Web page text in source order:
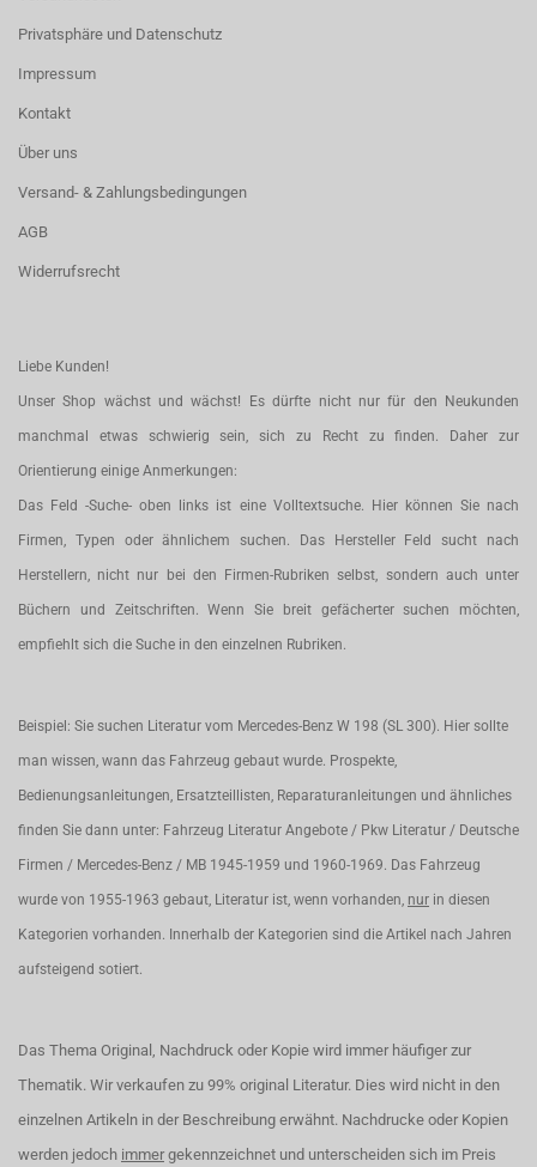
Privatsphäre und Datenschutz
Impressum
Kontakt
Über uns
Versand- & Zahlungsbedingungen
AGB
Widerrufsrecht
Liebe Kunden!
Unser Shop wächst und wächst! Es dürfte nicht nur für den Neukunden
manchmal etwas schwierig sein, sich zu Recht zu finden. Daher zur
Orientierung einige Anmerkungen:
Das Feld -Suche- oben links ist eine Volltextsuche. Hier können Sie nach
Firmen, Typen oder ähnlichem suchen. Das Hersteller Feld sucht nach
Herstellern, nicht nur bei den Firmen-Rubriken selbst, sondern auch unter
Büchern und Zeitschriften. Wenn Sie breit gefächerter suchen möchten,
empfiehlt sich die Suche in den einzelnen Rubriken.
Beispiel: Sie suchen Literatur vom Mercedes-Benz W 198 (SL 300). Hier sollte
man wissen, wann das Fahrzeug gebaut wurde. Prospekte,
Bedienungsanleitungen, Ersatzteillisten, Reparaturanleitungen und ähnliches
finden Sie dann unter: Fahrzeug Literatur Angebote / Pkw Literatur / Deutsche
Firmen / Mercedes-Benz / MB 1945-1959 und 1960-1969. Das Fahrzeug
wurde von 1955-1963 gebaut, Literatur ist, wenn vorhanden, nur in diesen
Kategorien vorhanden. Innerhalb der Kategorien sind die Artikel nach Jahren
aufsteigend sotiert.
Das Thema Original, Nachdruck oder Kopie wird immer häufiger zur
Thematik. Wir verkaufen zu 99% original Literatur. Dies wird nicht in den
einzelnen Artikeln in der Beschreibung erwähnt. Nachdrucke oder Kopien
werden jedoch immer gekennzeichnet und unterscheiden sich im Preis